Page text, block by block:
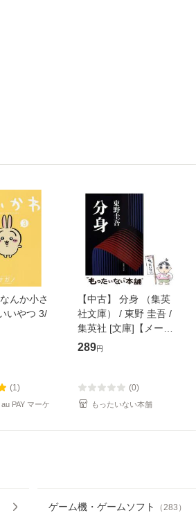
んか小さ
いやつ 3/
(1)
PAY マーケ
【中古】 分身 （集英
社文庫） / 東野 圭吾 /
集英社 [文庫]【メール
便送料無料】
289円
(0)
もったいない本舗
ゲーム機・ゲームソフト （ 283 ）